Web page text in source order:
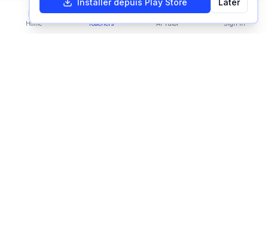
Installer depuis Play Store Later
Home Teachers AI Tutor Sign In